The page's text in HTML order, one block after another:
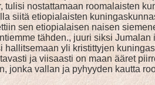
tulisi nostattamaan roomalaisten
siitä etiopialaisten
sen etiopialaisen naisen
tähden., juuri siksi
hallitsemaan yli kristittyjen
ja viisaasti on maan ääret
jonka vallan ja pyhyyden kautta